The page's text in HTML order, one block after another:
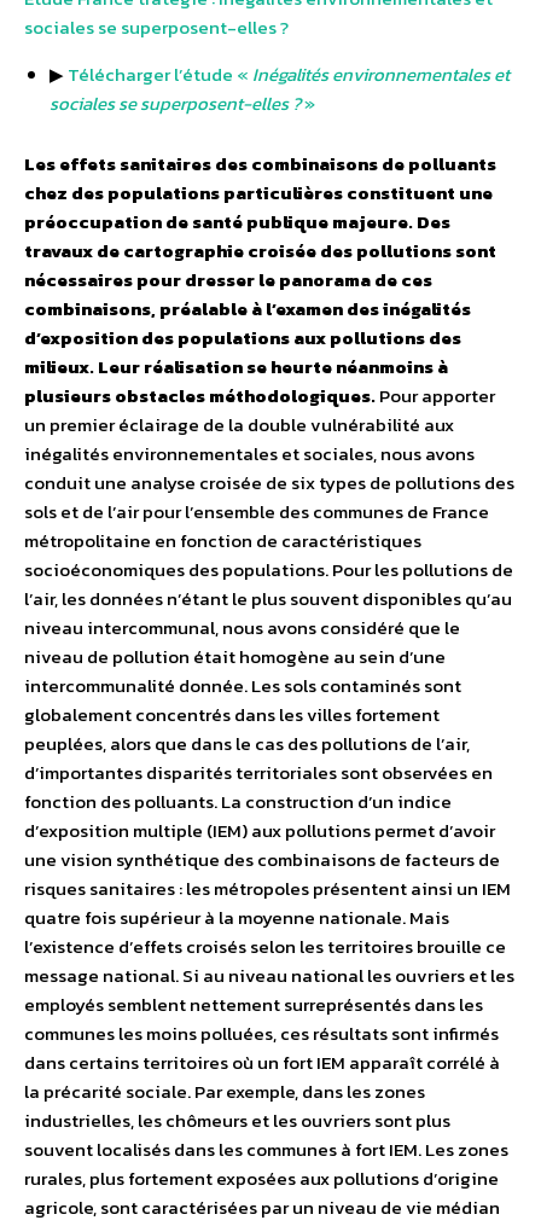
sociales se superposent-elles ?
▶Télécharger l’étude « Inégalités environnementales et
sociales se superposent-elles ?»
Les effets sanitaires des combinaisons de polluants
chez des populations particulières constituent une
préoccupation de santé publique majeure. Des
travaux de cartographie croisée des pollutions sont
nécessaires pour dresser le panorama de ces
combinaisons, préalable à l’examen des inégalités
d’exposition des populations aux pollutions des
milieux. Leur réalisation se heurte néanmoins à
plusieurs obstacles méthodologiques.Pour apporter
un premier éclairage de la double vulnérabilité aux
inégalités environnementales et sociales, nous avons
conduit une analyse croisée de six types de pollutions des
sols et de l’air pour l’ensemble des communes de France
métropolitaine en fonction de caractéristiques
socioéconomiques des populations. Pour les pollutions de
l’air, les données n’étant le plus souvent disponibles qu’au
niveau intercommunal, nous avons considéré que le
niveau de pollution était homogène au sein d’une
intercommunalité donnée. Les sols contaminés sont
globalement concentrés dans les villes fortement
peuplées, alors que dans le cas des pollutions de l’air,
d’importantes disparités territoriales sont observées en
fonction des polluants. La construction d’un indice
d’exposition multiple (IEM) aux pollutions permet d’avoir
une vision synthétique des combinaisons de facteurs de
risques sanitaires : les métropoles présentent ainsi un IEM
quatre fois supérieur à la moyenne nationale. Mais
l’existence d’effets croisés selon les territoires brouille ce
message national. Si au niveau national les ouvriers et les
employés semblent nettement surreprésentés dans les
communes les moins polluées, ces résultats sont infirmés
dans certains territoires où un fort IEM apparaît corrélé à
la précarité sociale. Par exemple, dans les zones
industrielles, les chômeurs et les ouvriers sont plus
souvent localisés dans les communes à fort IEM. Les zones
rurales, plus fortement exposées aux pollutions d’origine
agricole, sont caractérisées par un niveau de vie médian